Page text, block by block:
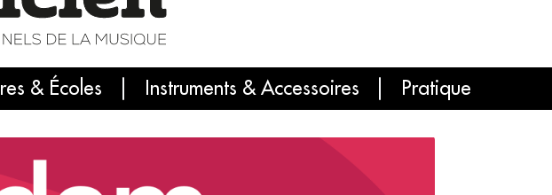
& Écoles Instruments & Accessoires Pratique
International